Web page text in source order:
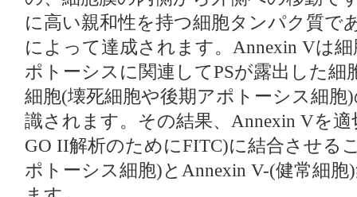
に高い親和性を持つ細胞タンパク質で
によって達成されます。Annexin Vは
ポトーシスに関連してPSが露出した
細胞(壊死細胞や後期アポトーシス細
識されます。その結果、Annexin Vを
GO II解析のためにFITC)に結合させる
ポトーシス細胞)とAnnexin V-(健常細